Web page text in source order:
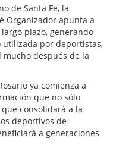
de Santa Fe, la
Organizador apunta a
plazo, generando
por deportistas,
después de la
ya comienza a
que no sólo
consolidará a la
deportivos de
a generaciones